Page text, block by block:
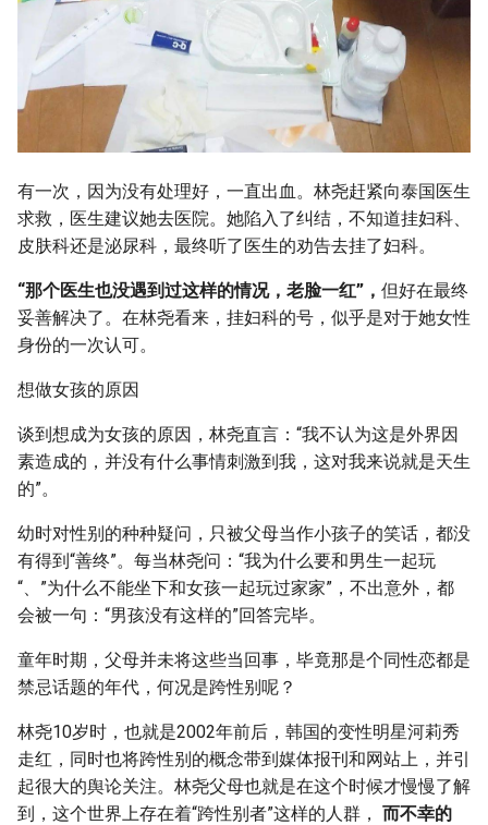
有一次，因为没有处理好，一直出血。林尧赶紧向泰国医生
求救，医生建议她去医院。她陷入了纠结，不知道挂妇科、
皮肤科还是泌尿科，最终听了医生的劝告去挂了妇科。
“那个医生也没遇到过这样的情况，老脸一红”， 但好在最终
妥善解决了。在林尧看来，挂妇科的号，似乎是对于她女性
身份的一次认可。
想做女孩的原因
谈到想成为女孩的原因，林尧直言：“我不认为这是外界因
素造成的，并没有什么事情刺激到我，这对我来说就是天生
的”。
幼时对性别的种种疑问，只被父母当作小孩子的笑话，都没
有得到“善终”。每当林尧问：“我为什么要和男生一起玩
“、”为什么不能坐下和女孩一起玩过家家”，不出意外，都
会被一句：“男孩没有这样的”回答完毕。
童年时期，父母并未将这些当回事，毕竟那是个同性恋都是
禁忌话题的年代，何况是跨性别呢？
林尧10岁时，也就是2002年前后，韩国的变性明星河莉秀
走红，同时也将跨性别的概念带到媒体报刊和网站上，并引
起很大的舆论关注。林尧父母也就是在这个时候才慢慢了解
到，这个世界上存在着“跨性别者”这样的人群， 而不幸的